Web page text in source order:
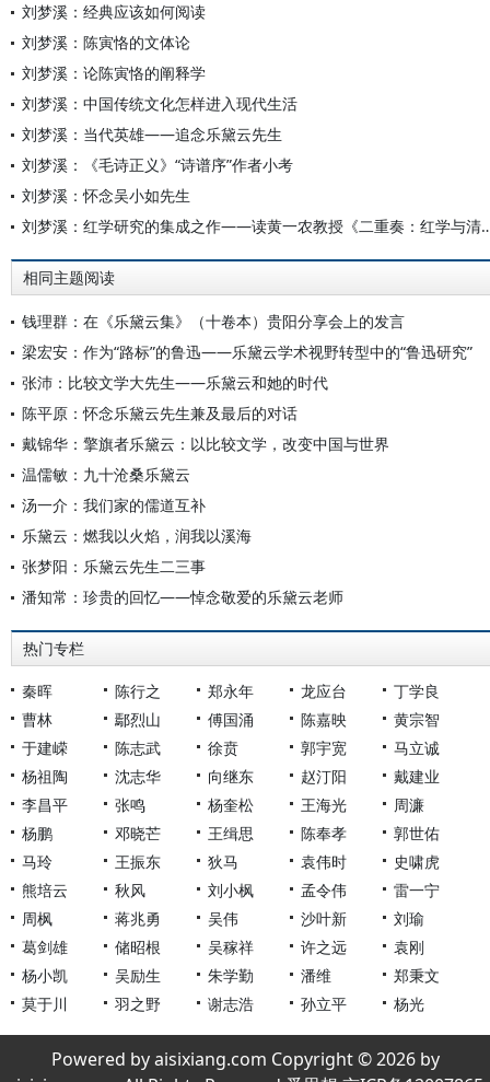
刘梦溪：经典应该如何阅读
刘梦溪：陈寅恪的文体论
刘梦溪：论陈寅恪的阐释学
刘梦溪：中国传统文化怎样进入现代生活
刘梦溪：当代英雄——追念乐黛云先生
刘梦溪：《毛诗正义》“诗谱序”作者小考
刘梦溪：怀念吴小如先生
刘梦溪：红学研究的集成之作
相同主题阅读
钱理群：在《乐黛云集》（十卷本）贵阳分享会上的发言
梁宏安：作为“路标”的鲁迅——乐黛云学术视野转型中的“鲁迅研究”
张沛：比较文学大先生——乐黛云和她的时代
陈平原：怀念乐黛云先生兼及最后的对话
戴锦华：擎旗者乐黛云：以比较文学，改变中国与世界
温儒敏：九十沧桑乐黛云
汤一介：我们家的儒道互补
乐黛云：燃我以火焰，润我以溪海
张梦阳：乐黛云先生二三事
潘知常：珍贵的回忆——悼念敬爱的乐黛云老师
热门专栏
秦晖 陈行之 郑永年 龙应台
丁学良
曹林
鄢烈山 傅国涌 陈嘉映
黄宗智
于建嵘
陈志武 徐贲 郭宇宽
马立诚
杨祖陶
沈志华 向继东 赵汀阳
戴建业
李昌平
张鸣 杨奎松 王海光
周濂
杨鹏
邓晓芒 王缉思 陈奉孝
郭世佑
马玲
王振东 狄马 袁伟时
史啸虎
熊培云
秋风 刘小枫 孟令伟
雷一宁
周枫
蒋兆勇 吴伟 沙叶新
刘瑜
葛剑雄
储昭根 吴稼祥 许之远
袁刚
杨小凯
吴励生 朱学勤 潘维
郑秉文
莫于川
羽之野 谢志浩 孙立平 杨光
Powered by aisixiang.com Copyright © 2026 by